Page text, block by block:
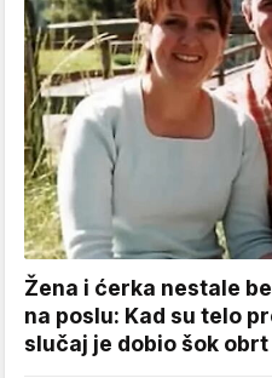
Žena i ćerka nestale
na poslu: Kad su telo
slučaj je dobio šok obrt